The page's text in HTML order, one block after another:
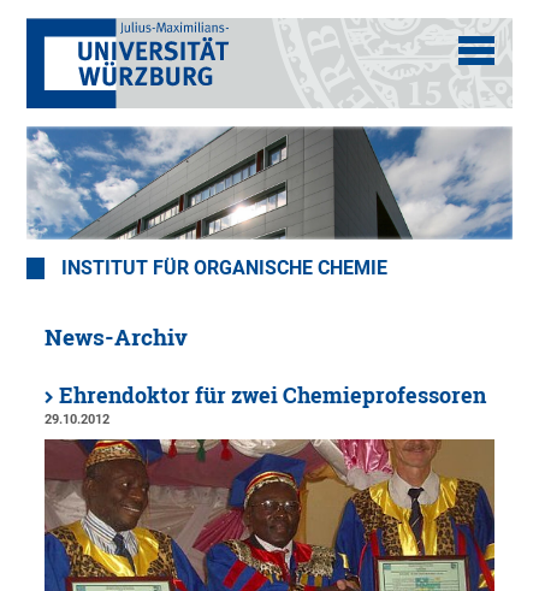
INSTITUT FÜR ORGANISCHE CHEMIE
News-Archiv
Ehrendoktor für zwei Chemieprofessoren
29.10.2012